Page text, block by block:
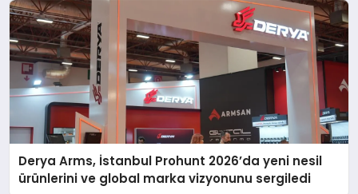
Derya Arms, İstanbul Prohunt 2026’da yeni nesil
ürünlerini ve global marka vizyonunu sergiledi